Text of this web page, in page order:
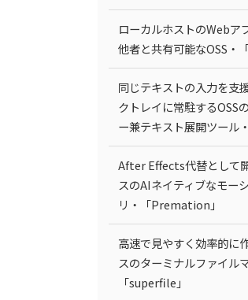
ローカルホストのWebア
他者と共有可能なOSS・
同じテキストの入力を支
クトレイに常駐するOSS
ー兼テキスト展開ツール
After Effects代替として
スのAIネイティブなモー
リ・「Premation」
高速で見やすく効率的に
スのターミナルファイル
「superfile」